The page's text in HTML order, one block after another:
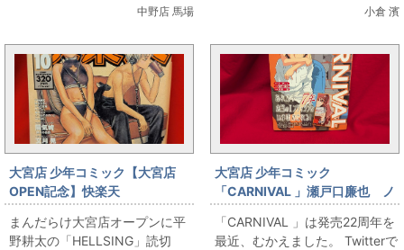
中野店 馬場 小倉 濱
大宮店 少年コミック【大宮店
OPEN記念】快楽天
「HELLSING」読切（コミック
未収録）掲載号
まんだらけ大宮店オープンに平
野耕太の「HELLSING」読切
大宮店 少年コミック
「CARNIVAL 」瀬戸口廉也 ノ
ベライズ 出します。
「CARNIVAL 」は発売22周年を
最近、むかえました。 Twitterで